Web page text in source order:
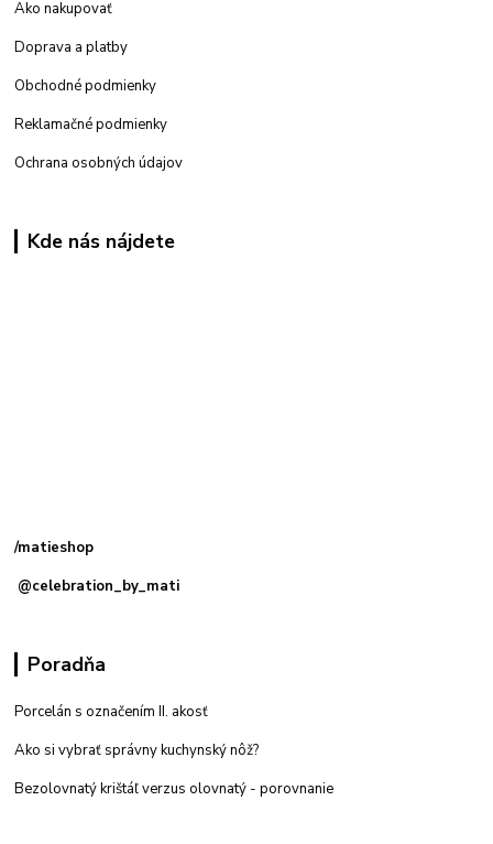
Ako nakupovať
Doprava a platby
Obchodné podmienky
Reklamačné podmienky
Ochrana osobných údajov
Kde nás nájdete
/matieshop
@celebration_by_mati
Poradňa
Porcelán s označením II. akosť
Ako si vybrať správny kuchynský nôž?
Bezolovnatý krištáľ verzus olovnatý - porovnanie